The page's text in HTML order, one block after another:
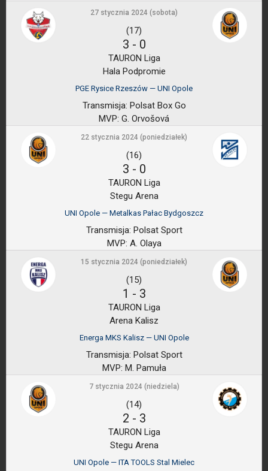
27 stycznia 2024 (sobota)
(17)
3 - 0
TAURON Liga
Hala Podpromie
PGE Rysice Rzeszów — UNI Opole
Transmisja: Polsat Box Go
MVP: G. Orvošová
22 stycznia 2024 (poniedziałek)
(16)
3 - 0
TAURON Liga
Stegu Arena
UNI Opole — Metalkas Pałac Bydgoszcz
Transmisja: Polsat Sport
MVP: A. Olaya
15 stycznia 2024 (poniedziałek)
(15)
1 - 3
TAURON Liga
Arena Kalisz
Energa MKS Kalisz — UNI Opole
Transmisja: Polsat Sport
MVP: M. Pamuła
7 stycznia 2024 (niedziela)
(14)
2 - 3
TAURON Liga
Stegu Arena
UNI Opole — ITA TOOLS Stal Mielec